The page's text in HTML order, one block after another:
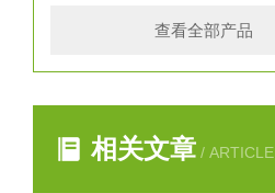
查看全部产品
相关文章 / ARTICLE